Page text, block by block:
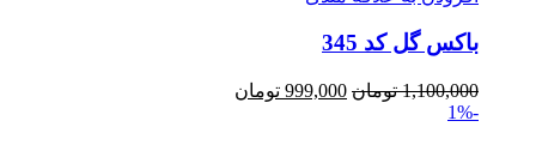
باکس گل کد 345
1,100,000 تومان Original
999,000 تومان
-1%